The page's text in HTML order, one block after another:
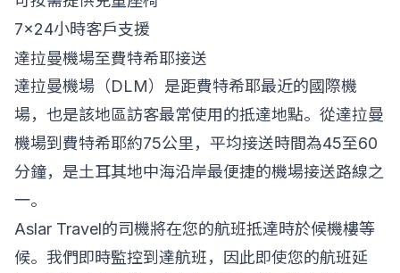
7x24小時客戶支援
達拉曼機場至費特希耶接送
達拉曼機場（DLM）是距費特希耶最近的國際機
場，也是該地區訪客最常使用的抵達地點。從達拉曼
機場到費特希耶約75公里，平均接送時間為45至60
分鐘，是土耳其地中海沿岸最便捷的機場接送路線之
一。
Aslar Travel的司機將在您的航班抵達時於候機樓等
候。我們即時監控到達航班，因此即使您的航班延